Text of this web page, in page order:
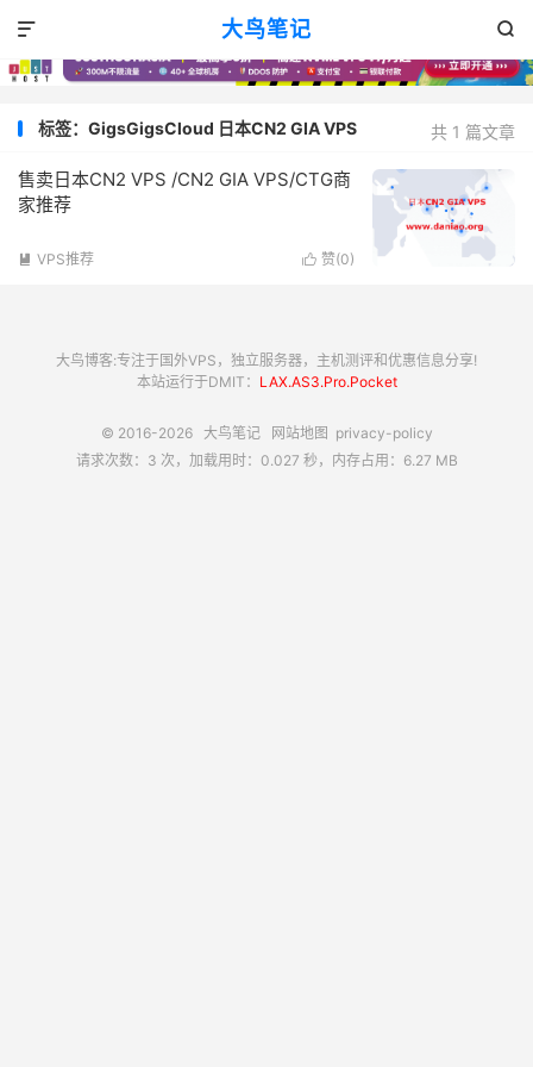
大鸟笔记 

共 1 篇文章
标签：GigsGigsCloud 日本CN2 GIA VPS
售卖日本CN2 VPS /CN2 GIA VPS/CTG商
家推荐
 赞(0)
 VPS推荐
大鸟博客:专注于国外VPS，独立服务器，主机测评和优惠信息分享!
本站运行于DMIT： LAX.AS3.Pro.Pocket
© 2016-2026 大鸟笔记 网站地图 privacy-policy
请求次数：3 次，加载用时：0.027 秒，内存占用：6.27 MB